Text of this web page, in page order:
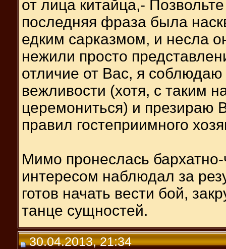
от лица китайца,-
последняя фраза была
едким сарказмом, и несла
нежили просто
отличие от Вас, я
вежливости (хотя, с таким
церемониться) и презираю
правил гостеприимного
Мимо пронеслась
интересом наблюдал за
готов начать вести бой,
танце сущностей.
30.04.2013, 21:34